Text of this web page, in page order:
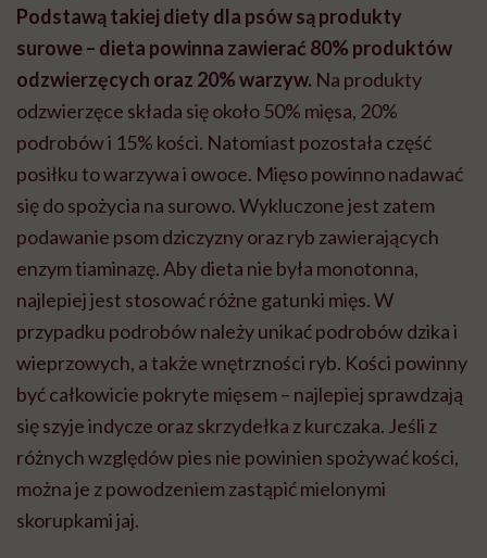
Podstawą takiej diety dla psów są produkty
surowe – dieta powinna zawierać 80% produktów
odzwierzęcych oraz 20% warzyw. Na produkty
odzwierzęce składa się około 50% mięsa, 20%
podrobów i 15% kości. Natomiast pozostała część
posiłku to warzywa i owoce. Mięso powinno nadawać
się do spożycia na surowo. Wykluczone jest zatem
podawanie psom dziczyzny oraz ryb zawierających
enzym tiaminazę. Aby dieta nie była monotonna,
najlepiej jest stosować różne gatunki mięs. W
przypadku podrobów należy unikać podrobów dzika i
wieprzowych, a także wnętrzności ryb. Kości powinny
być całkowicie pokryte mięsem – najlepiej sprawdzają
się szyje indycze oraz skrzydełka z kurczaka. Jeśli z
różnych względów pies nie powinien spożywać kości,
można je z powodzeniem zastąpić mielonymi
skorupkami jaj.